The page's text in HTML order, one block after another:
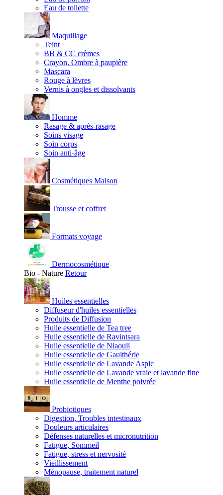
Eau de toilette
Maquillage
Teint
BB & CC crèmes
Crayon, Ombre à paupière
Mascara
Rouge à lèvres
Vernis à ongles et dissolvants
Homme
Rasage & après-rasage
Soins visage
Soin corps
Soin anti-âge
Cosmétiques Maison
Trousse et coffret
Formats voyage
Dermocosmétique
Bio - Nature Retour
Huiles essentielles
Diffuseur d'huiles essentielles
Produits de Diffusion
Huile essentielle de Tea tree
Huile essentielle de Ravintsara
Huile essentielle de Niaouli
Huile essentielle de Gaulthérie
Huile essentielle de Lavande Aspic
Huile essentielle de Lavande vraie et lavande fine
Huile essentielle de Menthe poivrée
Probiotiques
Digestion, Troubles intestinaux
Douleurs articulaires
Défenses naturelles et micronutrition
Fatigue, Sommeil
Fatigue, stress et nervosité
Vieillissement
Ménopause, traitement naturel